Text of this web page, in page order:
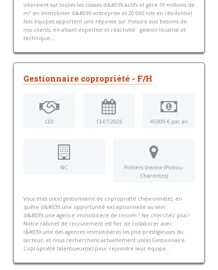
intervient sur toutes les classes d&#039;actifs et gère 19 millions de
m² en immobilier d&#039;entreprise et 20 000 lots en résidentiel.
Nos équipes apportent une réponse sur mesure aux besoins de
nos clients, en alliant expertise et réactivité : gestion locative et
technique,...
Gestionnaire copropriété - F/H
CDI 13-07-2026 45 000 € par an
NC
Poitiers Vienne (Poitou-
Charentes)
Vous êtes un(e) gestionnaire de copropriété chevronné(e), en
quête d&#039;une opportunité exceptionnelle au sein
d&#039;une agence immobilière de renom ? Ne cherchez plus !
Notre cabinet de recrutement est fier de collaborer avec
l&#039;une des agences immobilières les plus prestigieuses du
secteur, et nous recherchons actuellement un(e) Gestionnaire
Copropriété talentueux(se) pour rejoindre leur équipe...